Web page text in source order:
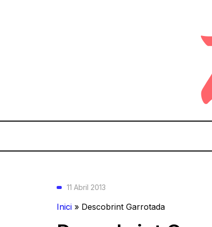
11 Abril 2013
Inici » Descobrint Garrotada